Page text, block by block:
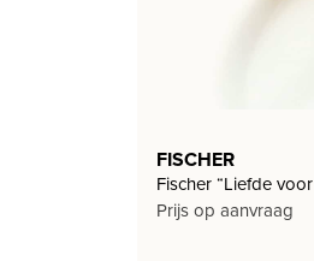
FISCHER
Fischer “Liefde
Prijs op aanvraag